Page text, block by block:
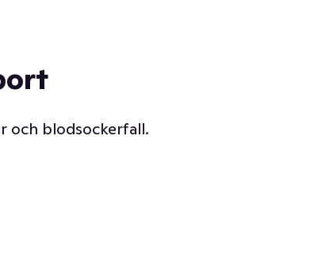
och blodsockerfall.